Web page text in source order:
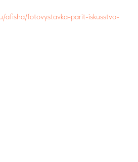
afisha/fotovystavka-parit-iskusstvo-